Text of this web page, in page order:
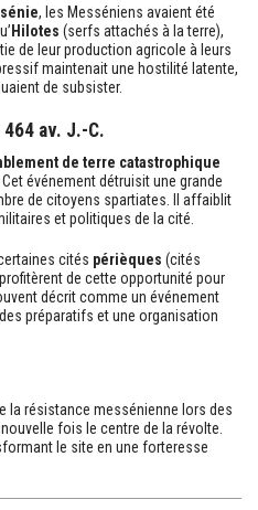
, les Messéniens avaient été
Hilotes (serfs attachés à la terre),
de leur production agricole à leurs
maintenait une hostilité latente,
de subsister.
av. J.-C.
de terre catastrophique
événement détruisit une grande
de citoyens spartiates. Il affaiblit
et politiques de la cité.
cités périèques (cités
de cette opportunité pour
décrit comme un événement
préparatifs et une organisation
la résistance messénienne lors des
fois le centre de la révolte.
le site en une forteresse